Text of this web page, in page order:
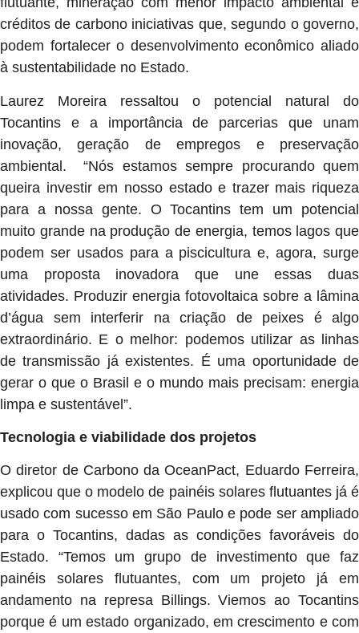
créditos de carbono iniciativas que, segundo o governo,
podem fortalecer o desenvolvimento econômico aliado
à sustentabilidade no Estado.
Laurez Moreira ressaltou o potencial natural do
Tocantins e a importância de parcerias que unam
inovação, geração de empregos e preservação
ambiental. “Nós estamos sempre procurando quem
queira investir em nosso estado e trazer mais riqueza
para a nossa gente. O Tocantins tem um potencial
muito grande na produção de energia, temos lagos que
podem ser usados para a piscicultura e, agora, surge
uma proposta inovadora que une essas duas
atividades. Produzir energia fotovoltaica sobre a lâmina
d’água sem interferir na criação de peixes é algo
extraordinário. E o melhor: podemos utilizar as linhas
de transmissão já existentes. É uma oportunidade de
gerar o que o Brasil e o mundo mais precisam: energia
limpa e sustentável”.
Tecnologia e viabilidade dos projetos
O diretor de Carbono da OceanPact, Eduardo Ferreira,
explicou que o modelo de painéis solares flutuantes já é
usado com sucesso em São Paulo e pode ser ampliado
para o Tocantins, dadas as condições favoráveis do
Estado. “Temos um grupo de investimento que faz
painéis solares flutuantes, com um projeto já em
andamento na represa Billings. Viemos ao Tocantins
porque é um estado organizado, em crescimento e com